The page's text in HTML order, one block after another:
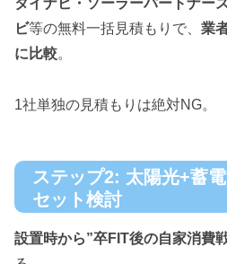
タイナビ・ソーラーパートナー
ビ等の無料一括見積もりで、 業
に比較。
1社単独の見積もりは絶対NG。
ステップ2: 太陽光+蓄
セット検討
設置時から”卒FIT後の自家消費